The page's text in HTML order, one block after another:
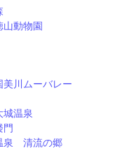
山動物園
美川ムーバレー
城温泉
門
泉 清流の郷